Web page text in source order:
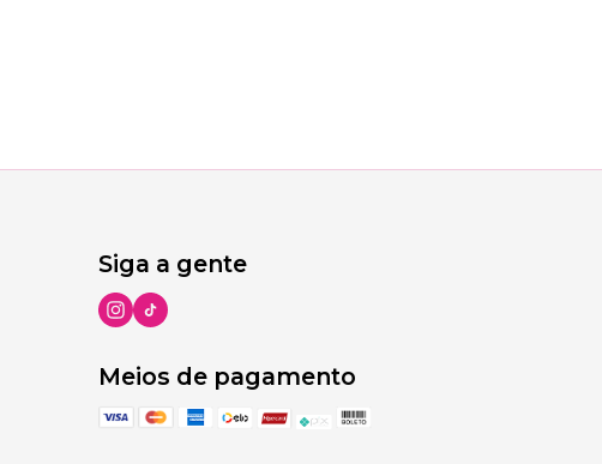
Siga a gente
Meios de pagamento